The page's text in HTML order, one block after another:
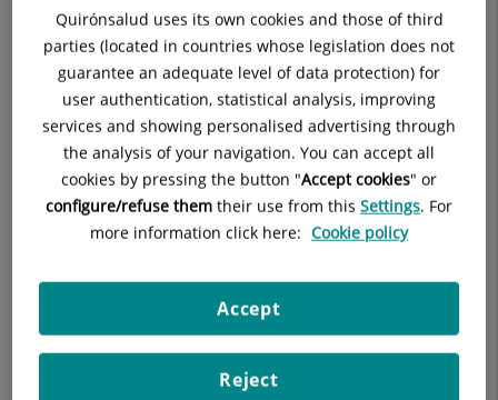
fotografías de recién nacidos, pasarán el día después de dar
a luz para hacer las fotos.
Recomendamos tener preparado:
Mantita o arrullo.
Ropa que le quede
ajustada al bebé o un
simple cubrepañal.
nombre.
Accesorios de cabeza (dan mucho juego).
La sesión transcurre en la propia habitación con vuestra
Quirónsalud uses its own cookies and those of third
parties (located in countries whose legislation does not
guarantee an adequate level of data protection) for
user authentication, statistical analysis, improving
services and showing personalised advertising through
the analysis of your navigation. You can accept all
cookies by pressing the button "Accept cookies" or
configure/refuse them their use from this Settings. For
more information click here: Cookie policy
Reject
Accept